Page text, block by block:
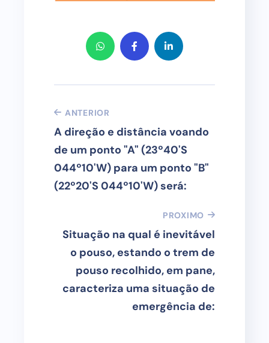
ANTERIOR
A direção e distância voando
de um ponto "A" (23º40'S
044º10'W) para um ponto "B"
(22º20'S 044º10'W) será:
PROXIMO
Situação na qual é inevitável
o pouso, estando o trem de
pouso recolhido, em pane,
caracteriza uma situação de
emergência de: